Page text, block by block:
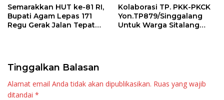
Semarakkan HUT ke-81 RI,
Bupati Agam Lepas 171
Regu Gerak Jalan Tepat
Kolaborasi TP. PKK-PKCK
Yon.TP879/Singgalang
Untuk Warga Sitalang
Tinggalkan Balasan
Alamat email Anda tidak akan dipublikasikan. Ruas yang wajib
ditandai *